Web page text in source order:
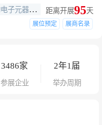
欧洲及世界上规模最大、影响最广的电子元器件专业展之一 距离开展95天
展位预定 展商名录
3486家
参展企业
2年1届
举办周期